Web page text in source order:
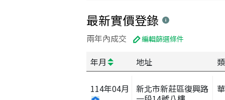
最新實價登錄
兩年內成交 編輯篩選條件
年月 地址
114年04月
新北市新莊區復興路